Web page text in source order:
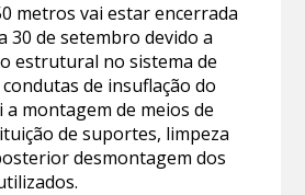
metros vai estar encerrada
30 de setembro devido a
estrutural no sistema de
de insuflação do
a montagem de meios de
de suportes, limpeza
desmontagem dos